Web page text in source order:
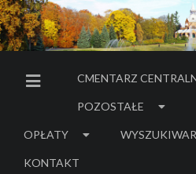
MENU BOCZNE
CMENTARZ
POZOSTAŁE
OPŁATY
KONTAKT